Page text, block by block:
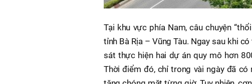
Tại khu vực phía Nam, câu chuyện
tỉnh Bà Rịa – Vũng Tàu. Ngay sau khi
sát thực hiện hai dự án quy mô hơn
Thời điểm đó, chỉ trong vài ngày đã